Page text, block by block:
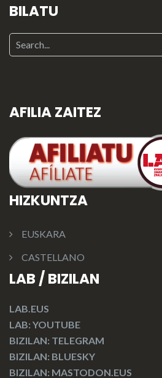
BILATU
AFILIA ZAITEZ
HIZKUNTZA
EUSKARA
CASTELLANO
LAB / BIZILAN
LAB.EUS
LAB: YOUTUBE
BIZILAN: TELEGRAM
BIZILAN: BLUESKY
BIZILAN: MASTODON.EUS